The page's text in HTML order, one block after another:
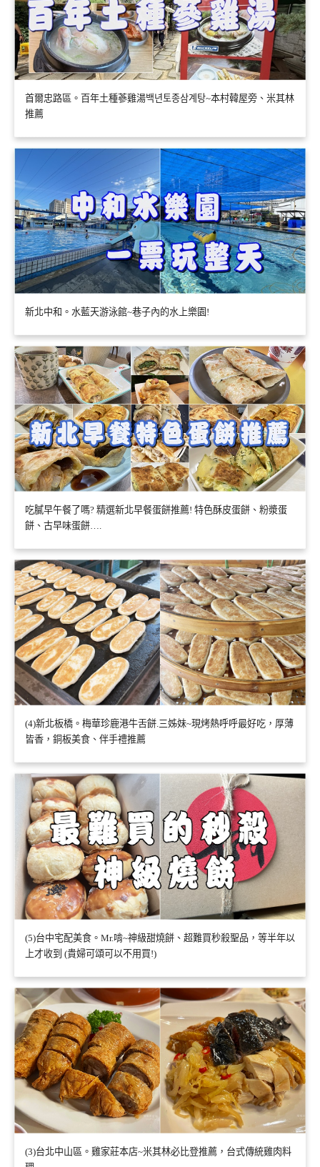
首爾忠路區。百年土種蔘雞湯백년토종삼계탕~本村韓屋旁、米其林
推薦
新北中和。水藍天游泳館~巷子內的水上樂園!
吃膩早午餐了嗎? 精選新北早餐蛋餅推薦! 特色酥皮蛋餅、粉漿蛋
餅、古早味蛋餅….
(4)新北板橋。梅華珍鹿港牛舌餅.三姊妹~現烤熱呼呼最好吃，厚薄
皆香，銅板美食、伴手禮推薦
(5)台中宅配美食。Mr.啃~神級甜燒餅、超難買秒殺聖品，等半年以
上才收到 (貴婦可頌可以不用買!)
(3)台北中山區。雞家莊本店~米其林必比登推薦，台式傳統雞肉料